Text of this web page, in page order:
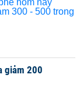
giảm 200